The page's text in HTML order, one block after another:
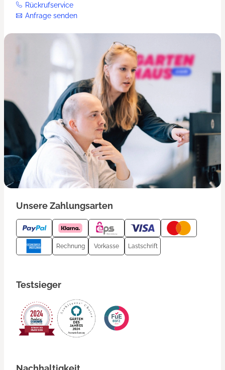
Rückrufservice
Anfrage senden
Unsere Zahlungsarten
Rechnung Vorkasse Lastschrift
Testsieger